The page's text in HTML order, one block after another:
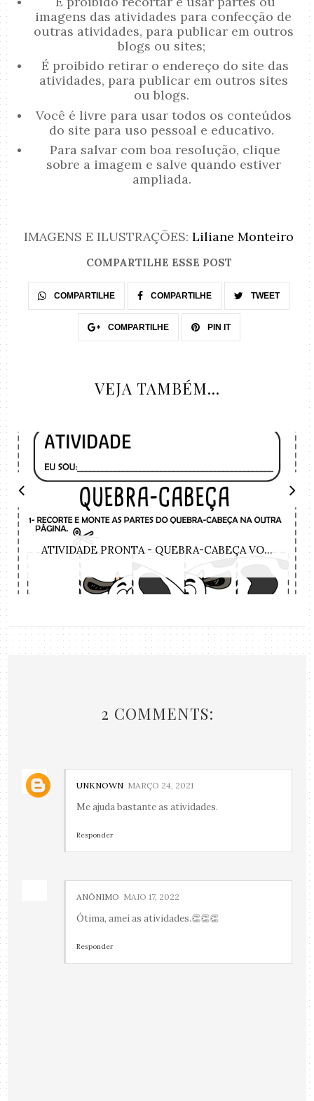
imagens das atividades para confecção de
outras atividades, para publicar em outros
blogs ou sites;
É proibido retirar o endereço do site das
atividades, para publicar em outros sites
ou blogs.
Você é livre para usar todos os conteúdos
do site para uso pessoal e educativo.
Para salvar com boa resolução, clique
sobre a imagem e salve quando estiver
ampliada.
IMAGENS E ILUSTRAÇÕES: Liliane Monteiro
COMPARTILHE ESSE POST
COMPARTILHE COMPARTILHE TWEET
COMPARTILHE PIN IT
VEJA TAMBÉM...
ATIVIDADE PRONTA - QUEBRA-CABEÇA VO...
2 COMMENTS:
UNKNOWN MARÇO 24, 2021
Me ajuda bastante as atividades.
Responder
ANÔNIMO MAIO 17, 2022
Ótima, amei as atividades.👏👏👏
Responder